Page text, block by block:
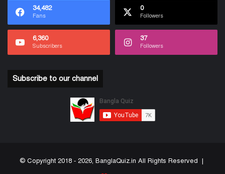
34,482
Fans
0
Followers
6,360
Subscribers
37
Followers
Subscribe to our channel
© Copyright 2018 - 2026, BanglaQuiz.in All Rights Reserved |